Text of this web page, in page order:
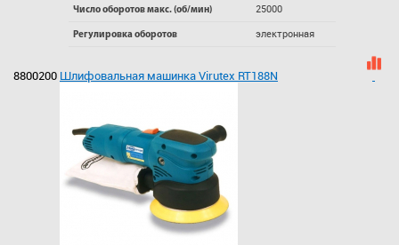
Число оборотов макс. (об/мин) 25000
Регулировка оборотов электронная
8800200 Шлифовальная машинка Virutex RT188N